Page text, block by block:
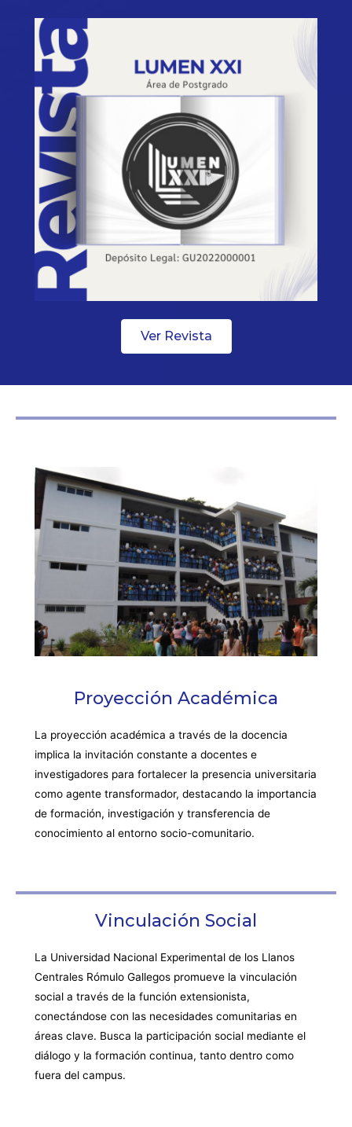
Ver Revista
Proyección Académica
La proyección académica a través de la docencia
implica la invitación constante a docentes e
investigadores para fortalecer la presencia universitaria
como agente transformador, destacando la importancia
de formación, investigación y transferencia de
conocimiento al entorno socio-comunitario.
Vinculación Social
La Universidad Nacional Experimental de los Llanos
Centrales Rómulo Gallegos promueve la vinculación
social a través de la función extensionista,
conectándose con las necesidades comunitarias en
áreas clave. Busca la participación social mediante el
diálogo y la formación continua, tanto dentro como
fuera del campus.